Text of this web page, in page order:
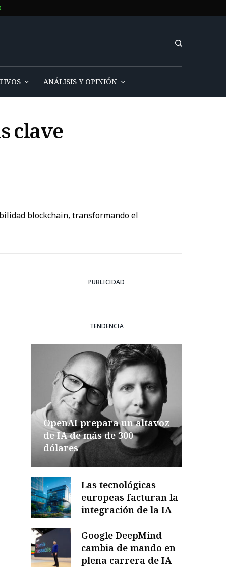
ANÁLISIS Y OPINIÓN
clave
blockchain, transformando el
PUBLICIDAD
TENDENCIA
OpenAI prepara un altavoz
de IA de más de 300
dólares
Las tecnológicas
europeas facturan la
integración de la IA
Google DeepMind
cambia de mando en
plena carrera de IA